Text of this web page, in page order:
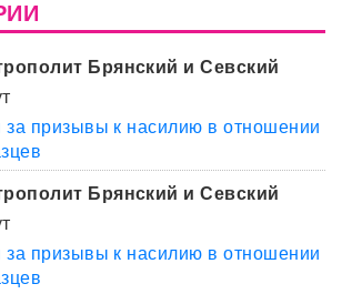
Брянский и Севский
за призывы к насилию в отношении
Брянский и Севский
за призывы к насилию в отношении